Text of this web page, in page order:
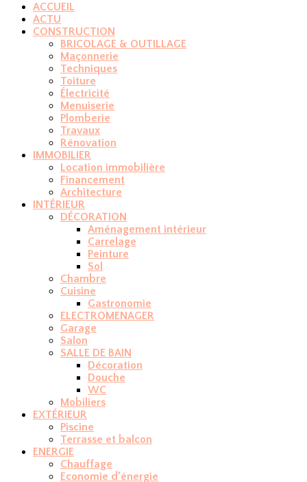
ACCUEIL
ACTU
CONSTRUCTION
BRICOLAGE & OUTILLAGE
Maçonnerie
Techniques
Toiture
Électricité
Menuiserie
Plomberie
Travaux
Rénovation
IMMOBILIER
Location immobilière
Financement
Architecture
INTÉRIEUR
DÉCORATION
Aménagement intérieur
Carrelage
Peinture
Sol
Chambre
Cuisine
Gastronomie
ELECTROMENAGER
Garage
Salon
SALLE DE BAIN
Décoration
Douche
WC
Mobiliers
EXTÉRIEUR
Piscine
Terrasse et balcon
ENERGIE
Chauffage
Economie d’énergie